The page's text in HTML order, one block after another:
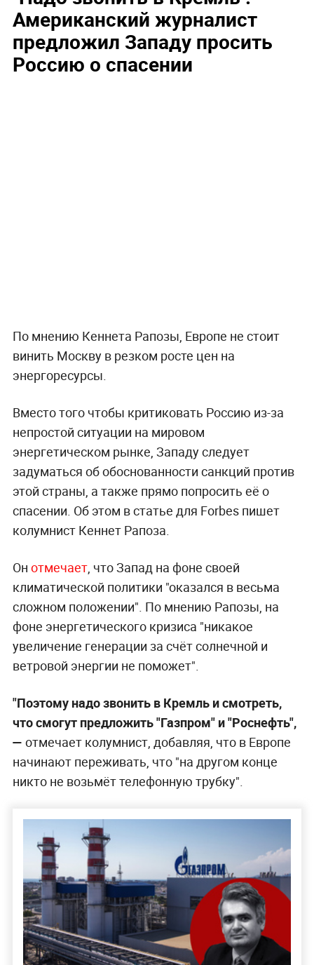
Американский журналист
предложил Западу просить
Россию о спасении
По мнению Кеннета Рапозы, Европе не стоит
винить Москву в резком росте цен на
энергоресурсы.
Вместо того чтобы критиковать Россию из-за
непростой ситуации на мировом
энергетическом рынке, Западу следует
задуматься об обоснованности санкций против
этой страны, а также прямо попросить её о
спасении. Об этом в статье для Forbes пишет
колумнист Кеннет Рапоза.
Он отмечает, что Запад на фоне своей
климатической политики "оказался в весьма
сложном положении". По мнению Рапозы, на
фоне энергетического кризиса "никакое
увеличение генерации за счёт солнечной и
ветровой энергии не поможет".
"Поэтому надо звонить в Кремль и смотреть,
что смогут предложить "Газпром" и "Роснефть",
— отмечает колумнист, добавляя, что в Европе
начинают переживать, что "на другом конце
никто не возьмёт телефонную трубку".